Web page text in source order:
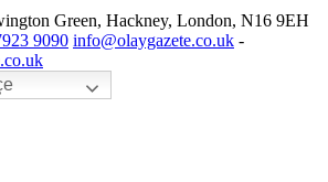
Green, Hackney, London, N16 9EH
9090 info@olaygazete.co.uk -